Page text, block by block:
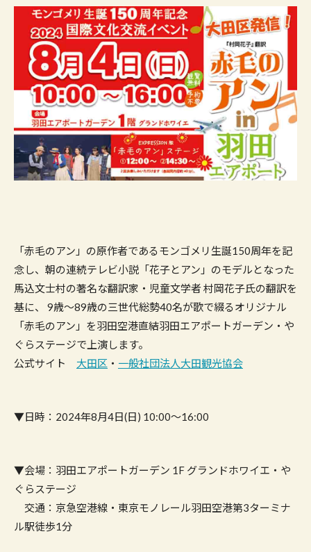
「赤毛のアン」の原作者であるモンゴメリ生誕150周年を記
念し、朝の連続テレビ小説「花子とアン」のモデルとなった
馬込文士村の著名な翻訳家・児童文学者 村岡花子氏の翻訳を
基に、 9歳～89歳の三世代総勢40名が歌で綴るオリジナル
「赤毛のアン」を羽田空港直結羽田エアポートガーデン・や
ぐらステージで上演します。
公式サイト 大田区 ・ 一般社団法人大田観光協会
▼日時：2024年8月4日(日) 10:00〜16:00
▼会場：羽田エアポートガーデン 1F グランドホワイエ・や
ぐらステージ
交通：京急空港線・東京モノレール羽田空港第3ターミナ
ル駅徒歩1分